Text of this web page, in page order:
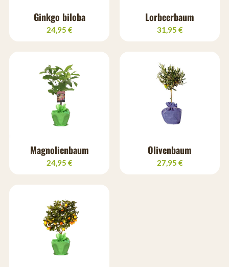
Ginkgo biloba
24,95 €
Lorbeerbaum
31,95 €
Magnolienbaum
24,95 €
Olivenbaum
27,95 €